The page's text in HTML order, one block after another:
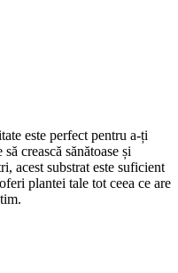
este perfect pentru a-ți
crească sănătoase și
acest substrat este suficient
plantei tale tot ceea ce are